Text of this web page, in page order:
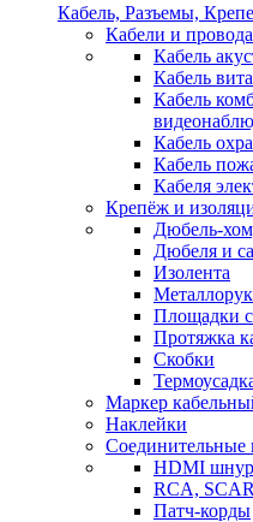
Кабель, Разъемы,
Кабели и провода
Кабель
Кабель
Кабель
Кабель
Кабель
Кабеля
Крепёж и
Дюбель-
Дюбеля и
Изолента
Площадки
Протяжка
Скобки
Маркер
Наклейки
Соединительные
HDMI
RCA,
Патч-корды